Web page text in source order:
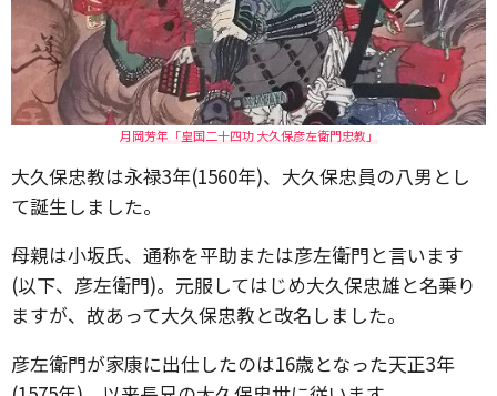
月岡芳年「皇国二十四功 大久保彦左衛門忠教」
大久保忠教は永禄3年(1560年)、大久保忠員の八男とし
て誕生しました。
母親は小坂氏、通称を平助または彦左衛門と言います
(以下、彦左衛門)。元服してはじめ大久保忠雄と名乗り
ますが、故あって大久保忠教と改名しました。
彦左衛門が家康に出仕したのは16歳となった天正3年